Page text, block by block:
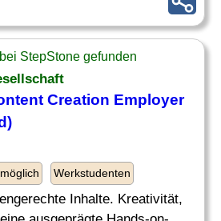
StepStone gefunden
Creation Employer
Werkstudenten
Inhalte. Kreativität,